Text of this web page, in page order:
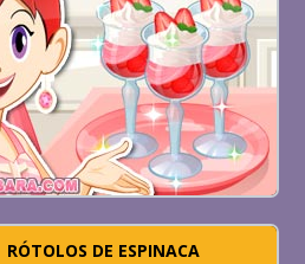
RÓTOLOS DE ESPINACA